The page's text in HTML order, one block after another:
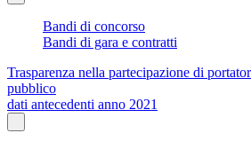
Bandi di concorso
Bandi di gara e contratti
Trasparenza nella partecipazione di
pubblico
dati antecedenti anno 2021